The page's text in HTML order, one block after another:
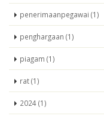
penerimaanpegawai (1)
penghargaan (1)
piagam (1)
rat (1)
2024 (1)